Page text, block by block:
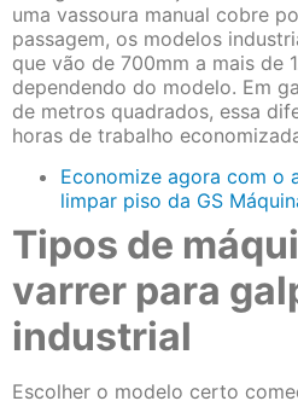
uma vassoura manual cobre
passagem, os modelos
que vão de 700mm a mais de
dependendo do modelo. Em
de metros quadrados, essa
horas de trabalho
Economize agora com o
limpar piso da GS
Tipos de
varrer para
industrial
Escolher o modelo certo